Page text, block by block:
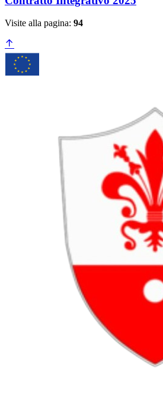
Visite alla pagina: 94